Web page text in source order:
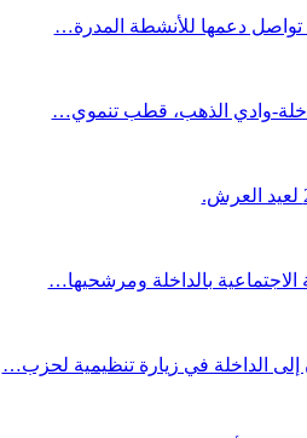
تواصل دعمها للأنشطة المدرة…
وادي الذهب، قطب تنموي…
الاجتماعية بالداخلة ومرشحيها…
الداخلة في زيارة تنظيمية لحزب…